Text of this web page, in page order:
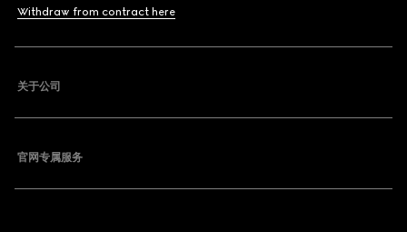
Withdraw from contract here
关于公司
官网专属服务